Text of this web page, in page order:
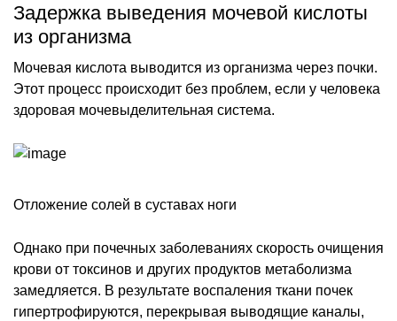
Задержка выведения мочевой кислоты
из организма
Мочевая кислота выводится из организма через почки.
Этот процесс происходит без проблем, если у человека
здоровая мочевыделительная система.
Отложение солей в суставах ноги
Однако при почечных заболеваниях скорость очищения
крови от токсинов и других продуктов метаболизма
замедляется. В результате воспаления ткани почек
гипертрофируются, перекрывая выводящие каналы,